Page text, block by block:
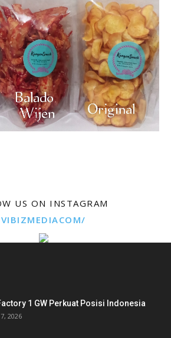
US ON INSTAGRAM
1 GW Perkuat Posisi Indonesia
2026